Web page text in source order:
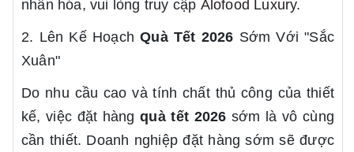
nhân hóa, vui lòng truy cập Alofood Luxury.
2. Lên Kế HoạchQuà Tết 2026 Sớm Với "Sắc
Xuân"
Do nhu cầu cao và tính chất thủ công của thiết
kế, việc đặt hàngquà tết 2026 sớm là vô cùng
cần thiết. Doanh nghiệp đặt hàng sớm sẽ được